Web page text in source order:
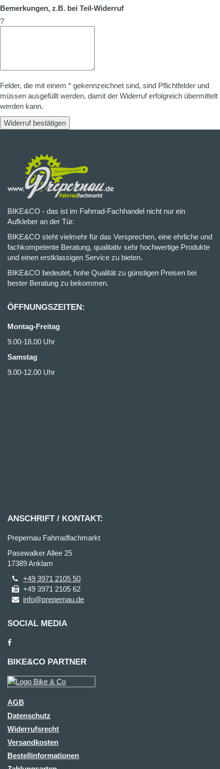
Bemerkungen, z.B. bei Teil-Widerruf
?
Felder, die mit einem * gekennzeichnet sind, sind Pflichtfelder und
müssen ausgefüllt werden, damit der Widerruf erfolgreich übermittelt
werden kann.
Widerruf bestätigen
BIKE&CO - das ist im Fahrrad-Fachhandel nicht nur ein
Aufkleber an der Tür.
BIKE&CO steht vielmehr für das Versprechen, eine ehrliche und
fachkompetente Beratung, qualitativ sehr hochwertige Produkte
und einen erstklassigen Service zu bieten.
BIKE&CO bedeutet, hohe Qualität zu günstigen Preisen bei
bester Beratung zu bekommen.
ÖFFNUNGSZEITEN:
Montag-Freitag
9.00-18.00 Uhr
Samstag
9.00-12.00 Uhr
ANSCHRIFT / KONTAKT:
Prepernau Fahrradfachmarkt
Pasewalker Allee 25
17389 Anklam
+49 3971 2105 50
+49 3971 2105 62
info@prepernau.de
SOCIAL MEDIA
BIKE&CO PARTNER
AGB
Datenschutz
Widerrufsrecht
Versandkosten
Bestellinformationen